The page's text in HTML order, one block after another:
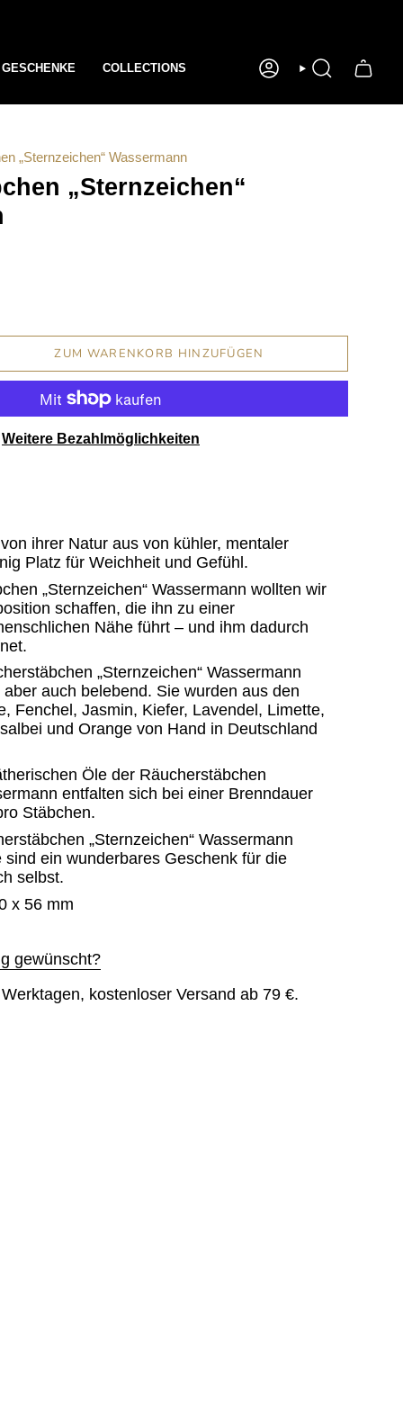
GESCHENKE COLLECTIONS KONTO SUCHE
„Sternzeichen“ Wassermann
„Sternzeichen“
ZUM WARENKORB HINZUFÜGEN
Weitere Bezahlmöglichkeiten
ihrer Natur aus von kühler, mentaler
Platz für Weichheit und Gefühl.
„Sternzeichen“ Wassermann wollten wir
schaffen, die ihn zu einer
Nähe führt – und ihm dadurch
„Sternzeichen“ Wassermann
auch belebend. Sie wurden aus den
Fenchel, Jasmin, Kiefer, Lavendel, Limette,
und Orange von Hand in Deutschland
Öle der Räucherstäbchen
entfalten sich bei einer Brenndauer
Stäbchen.
„Sternzeichen“ Wassermann
ein wunderbares Geschenk für die
selbst.
x 56 mm
gewünscht?
kostenloser Versand ab 79 €.